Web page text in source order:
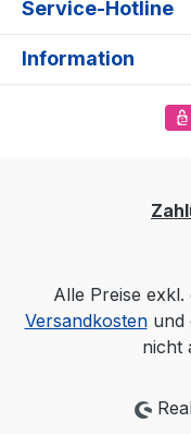
Service-Hotline
Information
Alle Preise
Versandkostenund
nicht